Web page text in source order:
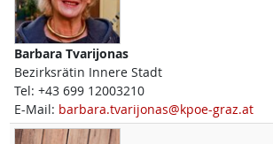
Barbara Tvarijonas
Bezirksrätin Innere Stadt
Tel: +43 699 12003210
E-Mail: barbara.tvarijonas@kpoe-graz.at